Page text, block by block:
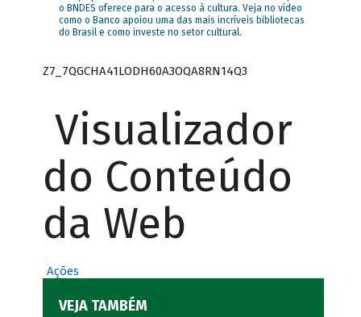
o BNDES oferece para o acesso à cultura. Veja no vídeo
como o Banco apoiou uma das mais incríveis bibliotecas
do Brasil e como investe no setor cultural.
Z7_7QGCHA41LODH60A3OQA8RN14Q3
Visualizador
do Conteúdo
da Web
Ações
VEJA TAMBÉM